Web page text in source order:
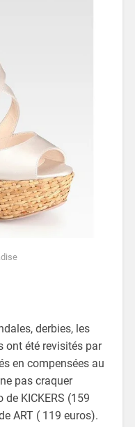
derbies, les
ont été revisités par
en compensées au
pas craquer
KICKERS (159
ART ( 119 euros).